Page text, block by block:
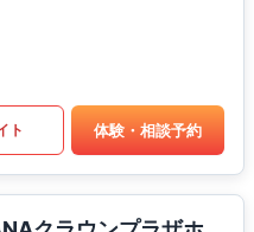
ト 体験・相談予約